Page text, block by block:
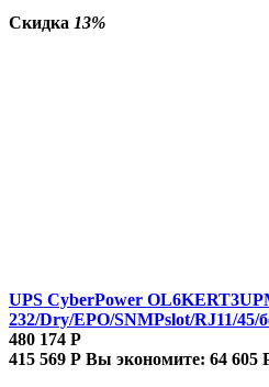
Скидка 13%
UPS CyberPower
232/Dry/EPO/SNMPslot/RJ11/
480 174 Р
415 569 Р Вы экономите: 64 605